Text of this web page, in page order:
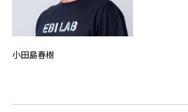
小田島春樹